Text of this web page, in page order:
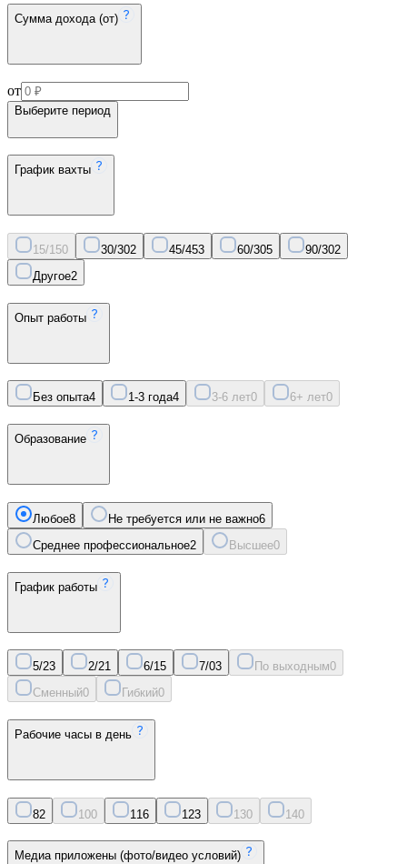
Сумма дохода (от)
от
Выберите период
График вахты
15/150 30/302 45/453 60/305 90/302
Другое2
Опыт работы
Без опыта4 1-3 года4 3-6 лет0 6+ лет0
Образование
Любое8 Не требуется или не важно6
Среднее профессиональное2 Высшее0
График работы
5/23 2/21 6/15 7/03 По выходным0
Сменный0 Гибкий0
Рабочие часы в день
82 100 11 6 123 130 140
Медиа приложены (фото/видео условий)